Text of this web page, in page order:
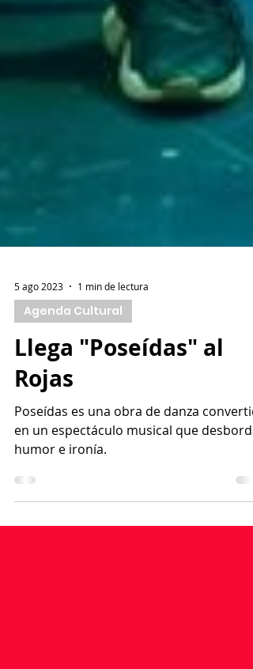
5 ago 2023 1 min de lectura
Agenda Cultural
Llega "Poseídas" al
Rojas
en un espectáculo musical que desborda
humor e ironía.